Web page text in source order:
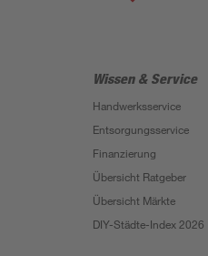
Wissen & Service
Handwerksservice
Entsorgungsservice
Finanzierung
Übersicht Ratgeber
Übersicht Märkte
DIY-Städte-Index 2026